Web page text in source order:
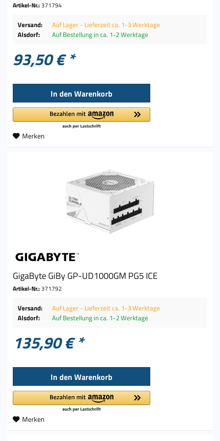
Artikel-Nr.:371794
Versand:
Auf Lager - Lieferzeit ca. 1-3 Werktage
Alsdorf:
Auf Bestellung in ca. 1-2 Werktage
93,50 € *
In den Warenkorb
Merken
GigaByte GiBy GP-UD1000GM PG5 ICE
Artikel-Nr.:371792
Versand:
Auf Lager - Lieferzeit ca. 1-3 Werktage
Alsdorf:
Auf Bestellung in ca. 1-2 Werktage
135,90 € *
In den Warenkorb
Merken